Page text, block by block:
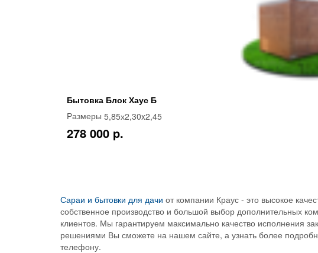
Бытовка Блок Хаус Б
Размеры 5,85х2,30x2,45
278 000 p.
Сараи и бытовки для дачи от компании Краус - это высокое
собственное производство и большой выбор дополнительных
клиентов. Мы гарантируем максимально качество исполнения
решениями Вы сможете на нашем сайте, а узнать более
телефону.